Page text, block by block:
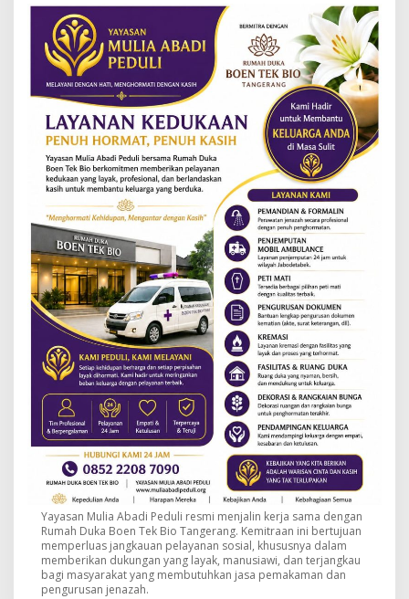
Yayasan Mulia Abadi Peduli resmi menjalin kerja sama dengan
Rumah Duka Boen Tek Bio Tangerang. Kemitraan ini bertujuan
memperluas jangkauan pelayanan sosial, khususnya dalam
memberikan dukungan yang layak, manusiawi, dan terjangkau
bagi masyarakat yang membutuhkan jasa pemakaman dan
pengurusan jenazah.